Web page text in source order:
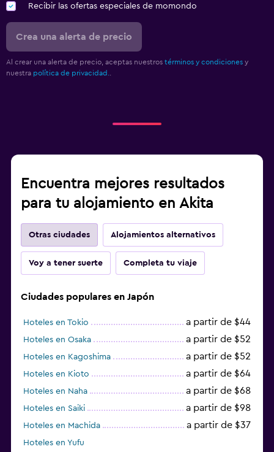
Recibir las ofertas especiales de momondo
Crea una alerta de precio
Al crear una alerta de precio, aceptas nuestros términos y condiciones y
nuestra política de privacidad.
Encuentra mejores resultados
para tu alojamiento en Akita
Otras ciudades Alojamientos alternativos
Voy a tener suerte Completa tu viaje
Ciudades populares en Japón
Hoteles en Tokio a partir de $44
Hoteles en Osaka a partir de $52
Hoteles en Kagoshima a partir de $52
Hoteles en Kioto a partir de $64
Hoteles en Naha a partir de $68
Hoteles en Saiki a partir de $98
Hoteles en Machida a partir de $37
Hoteles en Yufu